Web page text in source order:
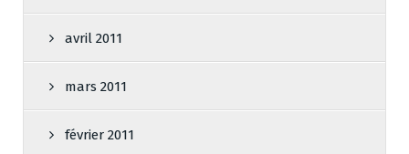
avril 2011
mars 2011
février 2011